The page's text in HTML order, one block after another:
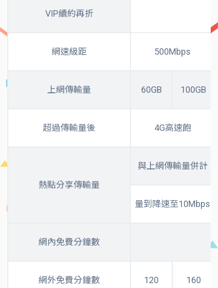
VIP續約再折
網速級距​ 500Mbps
上網傳輸量 60GB 100GB
超過傳輸量後 4G高速飽
熱點分享傳輸量
與上網傳輸量併計
量到降速至10Mbps
網內免費分鐘數​
網外免費分鐘數 120 160